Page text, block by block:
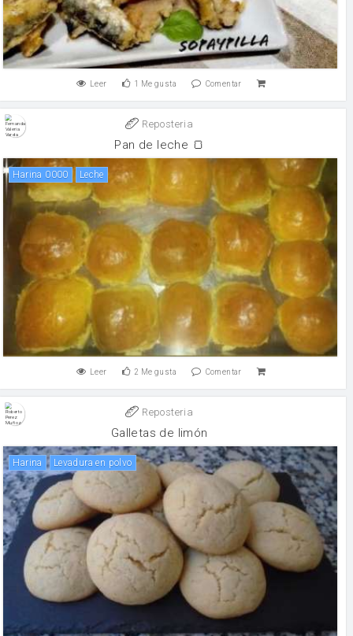
Leer 1 Me gusta Comentar
Reposteria
Pan de leche 🍞
Harina 0000 leche
Leer 2 Me gusta Comentar
Reposteria
Galletas de limón
harina levadura en polvo